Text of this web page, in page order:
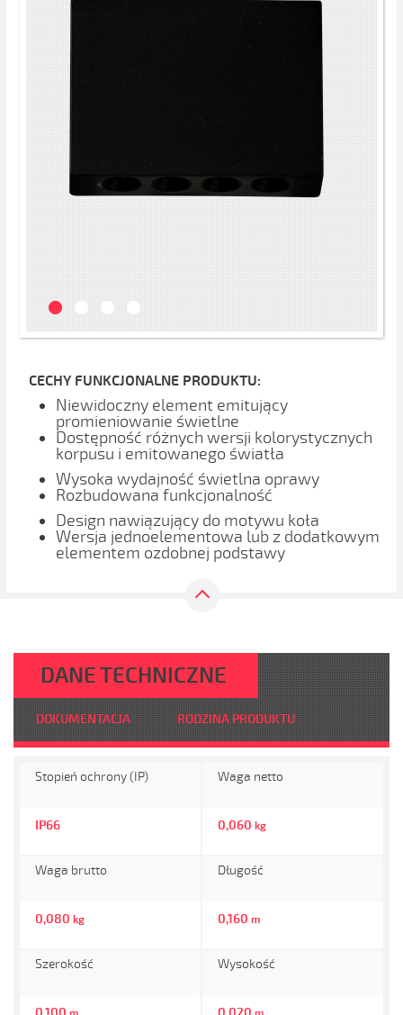
CECHY FUNKCJONALNE PRODUKTU:
Niewidoczny element emitujący
promieniowanie świetlne
Dostępność różnych wersji kolorystycznych
korpusu i emitowanego światła
Wysoka wydajność świetlna oprawy
Rozbudowana funkcjonalność
Design nawiązujący do motywu koła
Wersja jednoelementowa lub z dodatkowym
elementem ozdobnej podstawy
DANE TECHNICZNE
DOKUMENTACJA RODZINA PRODUKTU
Stopień ochrony (IP)
IP66
Waga netto
0,060 kg
Waga brutto
0,080 kg
Długość
0,160 m
Szerokość Wysokość